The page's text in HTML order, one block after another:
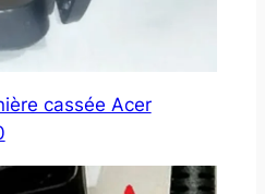
cassée Acer